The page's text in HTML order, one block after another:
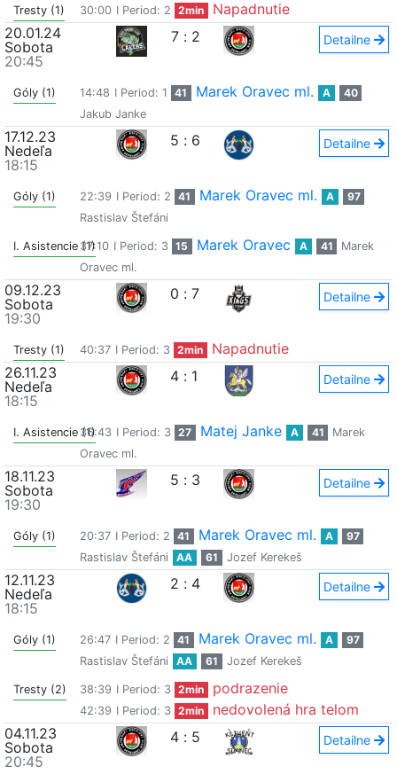
Tresty (1) 30:00 I Period: 2 2min
Napadnutie
20.01.24
Sobota
20:45
7 : 2 Detailne
Góly (1) 14:48 I Period: 1 41 Marek Oravec ml. A
40
Jakub Janke
17.12.23
Nedeľa
18:15
5 : 6 Detailne
Góly (1) 22:39 I Period: 2 41 Marek Oravec ml. A
97
Rastislav Štefáni
I. Asistencie (1)37:10 I Period: 3 15 Marek Oravec A 41
Marek
Oravec ml.
09.12.23
Sobota
19:30
0 : 7 Detailne
Tresty (1) 40:37 I Period: 3 2min
Napadnutie
26.11.23
Nedeľa
18:15
4 : 1 Detailne
I. Asistencie (1)36:43 I Period: 3 27 Matej Janke A 41
Marek
Oravec ml.
18.11.23
Sobota
19:30
5 : 3 Detailne
Góly (1) 20:37 I Period: 2 41 Marek Oravec ml. A
97
Rastislav Štefáni
AA 61 Jozef Kerekeš
12.11.23
Nedeľa
18:15
2 : 4 Detailne
Góly (1) 26:47 I Period: 2 41 Marek Oravec ml. A
97
Rastislav Štefáni
AA 61 Jozef Kerekeš
Tresty (2) 38:39 I Period: 3 2min podrazenie
42:39 I Period: 3 2min
nedovolená hra telom
04.11.23
Sobota
20:45
4 : 5 Detailne